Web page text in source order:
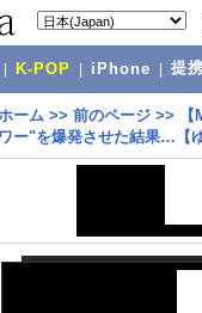
K-POP iPhone 提
ーム >> 前のページ >>
ワー"を爆発させた結果…【